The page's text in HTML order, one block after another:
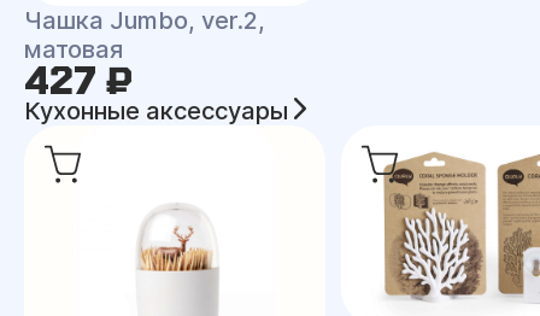
Чашка Jumbo, ver.2,
матовая
427 ₽
Кухонные аксессуары